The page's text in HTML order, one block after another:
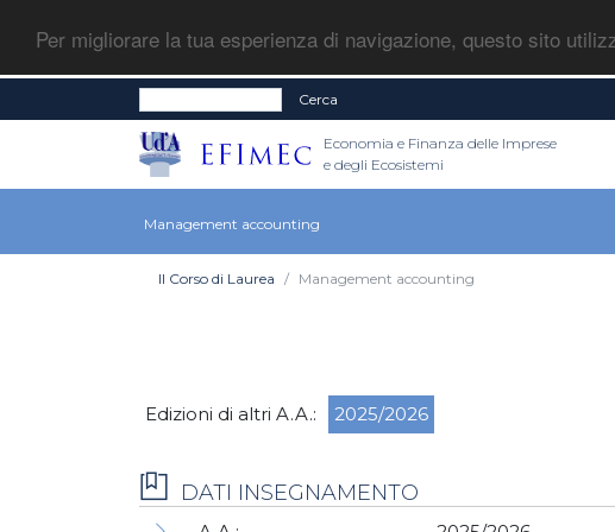
Per migliorare la tua esperienza di navigazione, questo sito
Cerca
Economia e Finanza delle Imprese
e degli Ecosistemi
Management accounting
Il Corso di Laurea Management accounting
Edizioni di altri A.A.: 2025/2026
DATI INSEGNAMENTO